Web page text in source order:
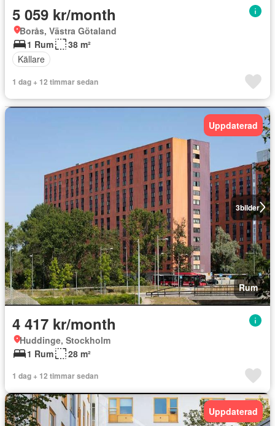
5 059 kr/month
Borås, Västra Götaland
1 Rum
38 m²
Källare
1 dag + 12 timmar sedan
3bilder
Uppdaterad
Rum
4 417 kr/month
Huddinge, Stockholm
1 Rum
28 m²
1 dag + 12 timmar sedan
Uppdaterad